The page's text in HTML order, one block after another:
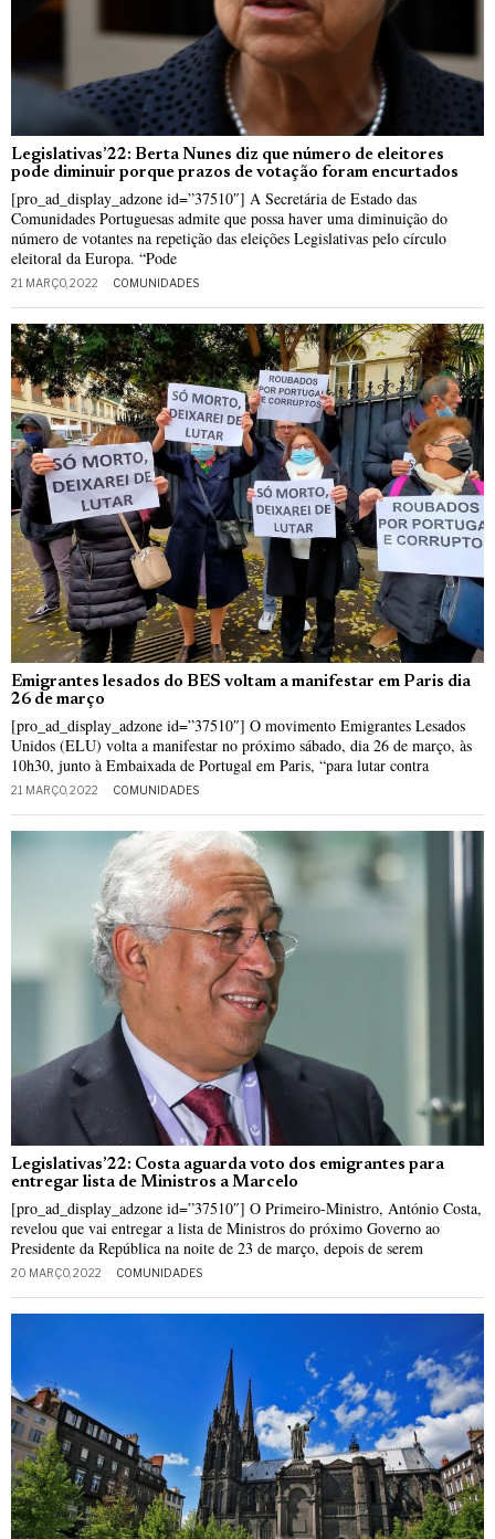
Legislativas’22: Berta Nunes diz que número de eleitores
pode diminuir porque prazos de votação foram encurtados
[pro_ad_display_adzone id=”37510″] A Secretária de Estado das
Comunidades Portuguesas admite que possa haver uma diminuição do
número de votantes na repetição das eleições Legislativas pelo círculo
eleitoral da Europa. “Pode
21 MARÇO, 2022 COMUNIDADES
Emigrantes lesados do BES voltam a manifestar em Paris dia
26 de março
[pro_ad_display_adzone id=”37510″] O movimento Emigrantes Lesados
Unidos (ELU) volta a manifestar no próximo sábado, dia 26 de março, às
10h30, junto à Embaixada de Portugal em Paris, “para lutar contra
21 MARÇO, 2022 COMUNIDADES
Legislativas’22: Costa aguarda voto dos emigrantes para
entregar lista de Ministros a Marcelo
[pro_ad_display_adzone id=”37510″] O Primeiro-Ministro, António Costa,
revelou que vai entregar a lista de Ministros do próximo Governo ao
Presidente da República na noite de 23 de março, depois de serem
20 MARÇO, 2022 COMUNIDADES